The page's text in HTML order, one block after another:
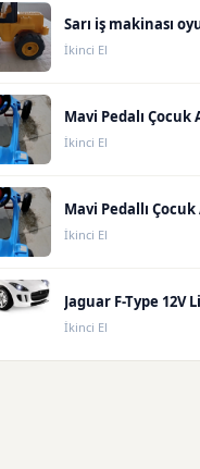
Sarı iş makinası
İkinci El
Mavi Pedalı Çocuk
İkinci El
Mavi Pedallı
İkinci El
İkinci El